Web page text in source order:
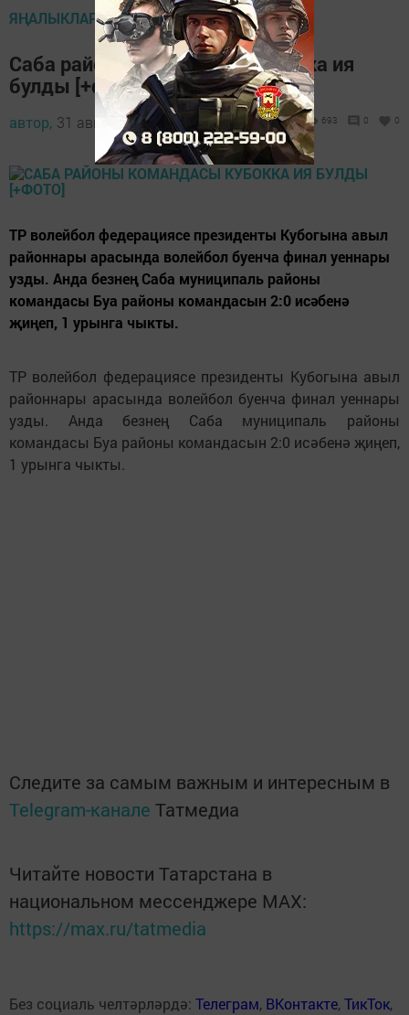
ЯҢАЛЫКЛАР
Саба районы командасы Кубокка ия
булды [+фото]
автор, 31 август 2014 - 10:13 693 0 0
ТР волейбол федерациясе президенты Кубогына авыл
районнары арасында волейбол буенча финал уеннары
узды. Анда безнең Саба муниципаль районы
командасы Буа районы командасын 2:0 исәбенә
җиңеп, 1 урынга чыкты.
ТР волейбол федерациясе президенты Кубогына авыл
районнары арасында волейбол буенча финал уеннары
узды. Анда безнең Саба муниципаль районы
командасы Буа районы командасын 2:0 исәбенә җиңеп,
1 урынга чыкты.
Следите за самым важным и интересным в
Telegram-канале Татмедиа
Читайте новости Татарстана в
национальном мессенджере MАХ:
https://max.ru/tatmedia
Без социаль челтәрләрдә: Телеграм, ВКонтакте,ТикТок,